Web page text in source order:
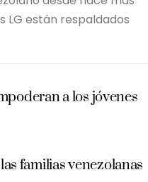
LG están respaldados
a los jóvenes
familias venezolanas